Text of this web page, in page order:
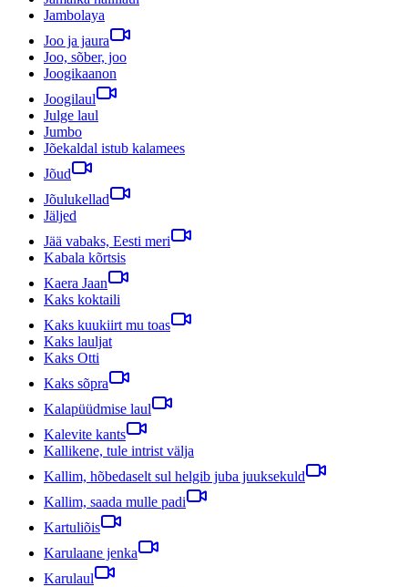
Jambolaya
Joo ja jaura
Joo, sõber, joo
Joogikaanon
Joogilaul
Julge laul
Jumbo
Jõekaldal istub kalamees
Jõud
Jõulukellad
Jäljed
Jää vabaks, Eesti meri
Kabala kõrtsis
Kaera Jaan
Kaks koktaili
Kaks kuukiirt mu toas
Kaks lauljat
Kaks Otti
Kaks sõpra
Kalapüüdmise laul
Kalevite kants
Kallikene, tule intrist välja
Kallim, hõbedaselt sul helgib juba juuksekuld
Kallim, saada mulle padi
Kartuliõis
Karulaane jenka
Karulaul